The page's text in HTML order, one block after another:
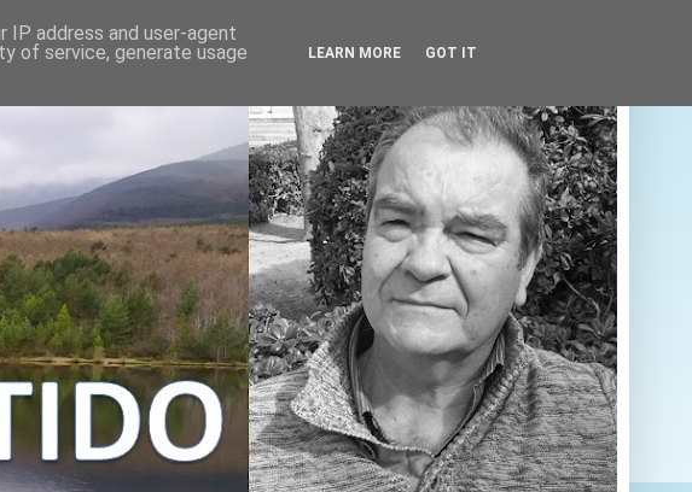
IP address and user-agent
of service, generate usage
LEARN MORE GOT IT